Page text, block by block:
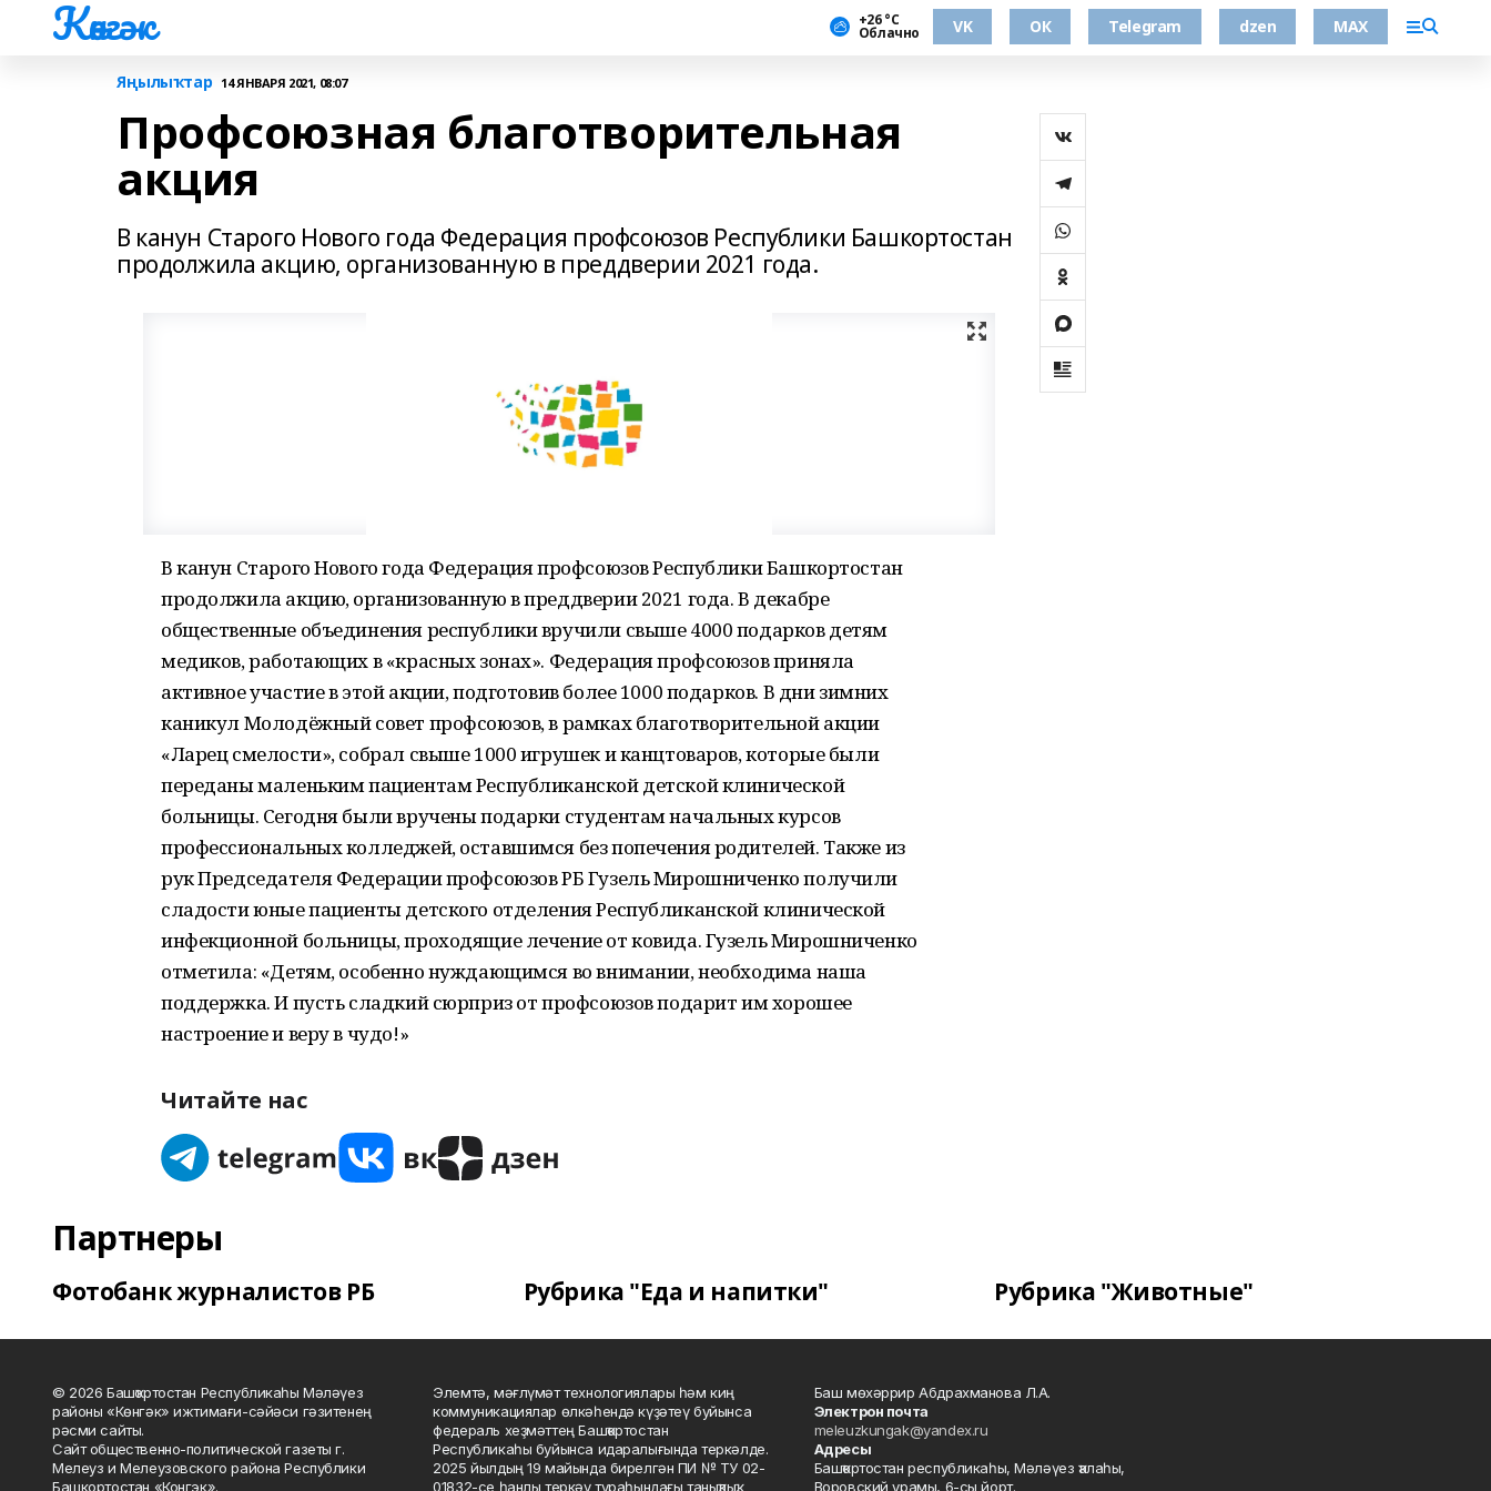
Көнгәк +26 °С
Облачно VK ОК Telegram dzen MAX
Яңылыҡтар 14 ЯНВАРЯ 2021, 08:07
Профсоюзная благотворительная
акция
В канун Старого Нового года Федерация профсоюзов Республики Башкортостан
продолжила акцию, организованную в преддверии 2021 года.
В канун Старого Нового года Федерация профсоюзов Республики Башкортостан
продолжила акцию, организованную в преддверии 2021 года. В декабре
общественные объединения республики вручили свыше 4000 подарков детям
медиков, работающих в «красных зонах». Федерация профсоюзов приняла
активное участие в этой акции, подготовив более 1000 подарков. В дни зимних
каникул Молодёжный совет профсоюзов, в рамках благотворительной акции
«Ларец смелости», собрал свыше 1000 игрушек и канцтоваров, которые были
переданы маленьким пациентам Республиканской детской клинической
больницы. Сегодня были вручены подарки студентам начальных курсов
профессиональных колледжей, оставшимся без попечения родителей. Также из
рук Председателя Федерации профсоюзов РБ Гузель Мирошниченко получили
сладости юные пациенты детского отделения Республиканской клинической
инфекционной больницы, проходящие лечение от ковида. Гузель Мирошниченко
отметила: «Детям, особенно нуждающимся во внимании, необходима наша
поддержка. И пусть сладкий сюрприз от профсоюзов подарит им хорошее
настроение и веру в чудо!»
Читайте нас
Партнеры
Фотобанк журналистов РБ Рубрика "Еда и напитки" Рубрика "Животные"
© 2026 Башҡортостан Республикаһы Мәләүез
районы «Көнгәк» ижтимағи-сәйәси гәзитенең
рәсми сайты.
Сайт общественно-политической газеты г.
Мелеуз и Мелеузовского района Республики
Башкортостан «Конгэк».
Элемтә, мәғлүмәт технологиялары һәм киң
коммуникациялар өлкәһендә күҙәтеү буйынса
федераль хеҙмәттең Башҡортостан
Республикаһы буйынса идаралығында теркәлде.
2025 йылдың 19 майында бирелгән ПИ № ТУ 02-
01832-се һанлы теркәү тураһындағы таныҡлыҡ.
Баш мөхәррир Абдрахманова Л.А.
Электрон почта
meleuzkungak@yandex.ru
Адресы
Башҡортостан республикаһы, Мәләүез ҡалаһы,
Воровский урамы, 6-сы йорт.